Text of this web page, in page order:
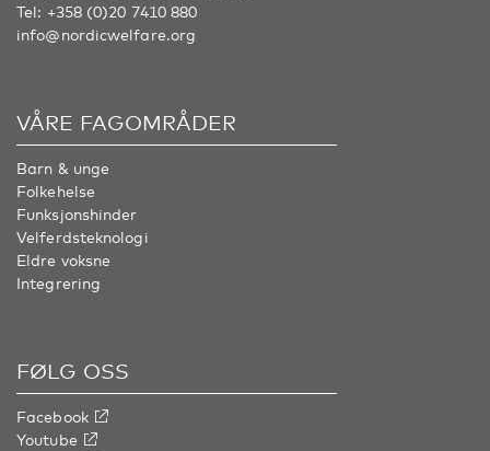
Tel: +358 (0)20 7410 880
info@nordicwelfare.org
VÅRE FAGOMRÅDER
Barn & unge
Folkehelse
Funksjonshinder
Velferdsteknologi
Eldre voksne
Integrering
FØLG OSS
Facebook
Youtube